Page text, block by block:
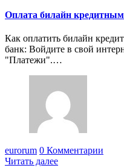
Оплата билайн
Как оплатить билайн
банк: Войдите в свой
"Платежи".…
eurorum 0 Комментарии
Читать далее